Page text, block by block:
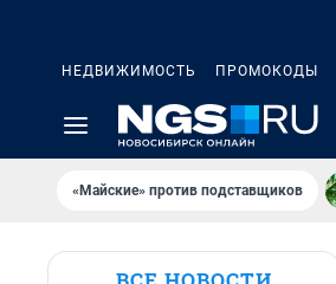
НЕДВИЖИМОСТЬ ПРОМОКОДЫ
«Майские» против подставщиков